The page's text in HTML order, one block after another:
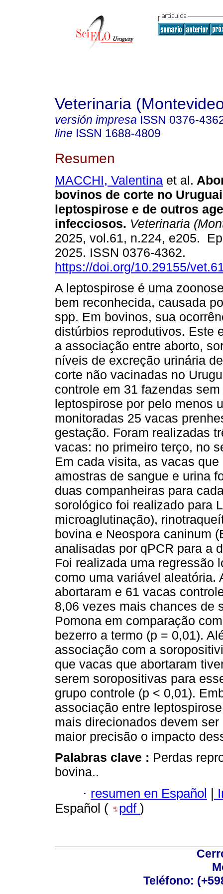
Veterinaria
versión impresa ISSN 0376-
line ISSN 1688-4809
Resumen
MACCHI, Valentina et al.
bovinos de corte no
leptospirose e de outros
infecciosos. Veterinaria
2025, vol.61, n.224, e205.
2025. ISSN 0376-4362.
https://doi.org/10.29155/
A leptospirose é uma
bem reconhecida, causada
spp. Em bovinos, sua
distúrbios reprodutivos. Este
a associação entre aborto,
níveis de excreção urinária
corte não vacinadas no
controle em 31 fazendas
leptospirose por pelo menos
monitoradas 25 vacas
gestação. Foram realizadas
vacas: no primeiro terço, no
Em cada visita, as vacas
amostras de sangue e urina
duas companheiras para
sorológico foi realizado para
microaglutinação),
bovina e Neospora caninum
analisadas por qPCR para a
Foi realizada uma regressão
como uma variável aleatória.
abortaram e 61 vacas
8,06 vezes mais chances de
Pomona em comparação
bezerro a termo (p = 0,01).
associação com a
que vacas que abortaram
serem soropositivas para
grupo controle (p < 0,01).
associação entre
mais direcionados devem
maior precisão o impacto
Palabras clave : Perdas
bovina..
· resumen en Español |
Español (
pdf )
Teléfono: